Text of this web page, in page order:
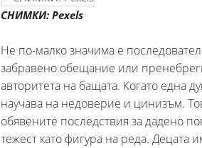
СНИМКИ: Pexels
Не по-малко значима е
забравено обещание или
авторитета на бащата. Когато една
научава на недоверие и цинизъм.
обявените последствия за дадено
тежест като фигура на реда. Децата